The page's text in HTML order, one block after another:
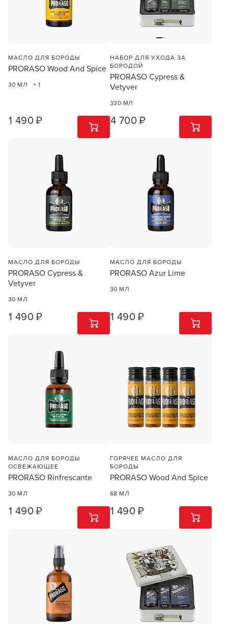
МАСЛО ДЛЯ БОРОДЫ
PRORASO Wood And Spice
30 МЛ + 1
1 490 ₽ 1 ШТ
НАБОР ДЛЯ УХОДА ЗА
БОРОДОЙ
PRORASO Cypress &
Vetyver
330 МЛ
4 700 ₽ 1 ШТ
МАСЛО ДЛЯ БОРОДЫ
PRORASO Cypress &
Vetyver
30 МЛ
1 490 ₽ 1 ШТ
МАСЛО ДЛЯ БОРОДЫ
PRORASO Azur Lime
30 МЛ
1 490 ₽ 1 ШТ
МАСЛО ДЛЯ БОРОДЫ
ОСВЕЖАЮЩЕЕ
PRORASO Rinfrescante
30 МЛ
1 490 ₽ 1 ШТ
ГОРЯЧЕЕ МАСЛО ДЛЯ
БОРОДЫ
PRORASO Wood And Spice
68 МЛ
1 490 ₽ 1 ШТ